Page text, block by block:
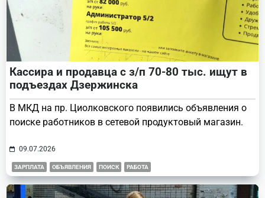
Кассира и продавца с з/п 70-80 тыс. ищут в
подъездах Дзержинска
В МКД на пр. Циолковского появились объявления о
поиске работников в сетевой продуктовый магазин.
09.07.2026
ЗАРПЛАТА ОБЪЯВЛЕНИЯ ПОИСК РАБОТА